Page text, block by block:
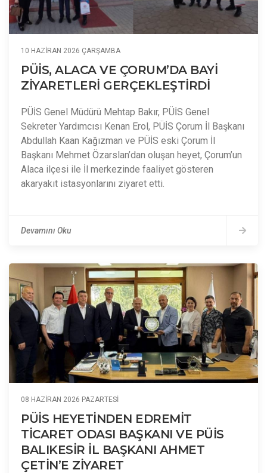
10 HAZIRAN 2026 ÇARŞAMBA
PÜİS, ALACA VE ÇORUM’DA BAYİ
ZİYARETLERİ GERÇEKLEŞTİRDİ
PÜİS Genel Müdürü Mehtap Bakır, PÜİS Genel
Sekreter Yardımcısı Kenan Erol, PÜİS Çorum İl Başkanı
Abdullah Kaan Kağızman ve PÜİS eski Çorum İl
Başkanı Mehmet Özarslan’dan oluşan heyet, Çorum’un
Alaca ilçesi ile İl merkezinde faaliyet gösteren
akaryakıt istasyonlarını ziyaret etti.
Devamını Oku
08 HAZIRAN 2026 PAZARTESI
PÜİS HEYETİNDEN EDREMİT
TİCARET ODASI BAŞKANI VE PÜİS
BALIKESİR İL BAŞKANI AHMET
ÇETİN’E ZİYARET